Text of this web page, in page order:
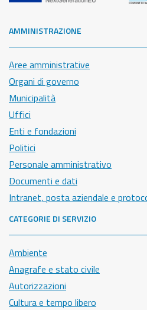
AMMINISTRAZIONE
Aree amministrative
Organi di governo
Municipalità
Uffici
Enti e fondazioni
Politici
Personale amministrativo
Documenti e dati
Intranet, posta aziendale e
CATEGORIE DI SERVIZIO
Ambiente
Anagrafe e stato civile
Autorizzazioni
Cultura e tempo libero